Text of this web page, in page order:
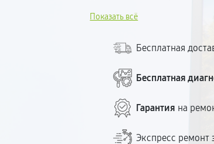
качественные
Показать всё
Бесплатная
Бесплатная
Гарантия на
Экспресс ремонт